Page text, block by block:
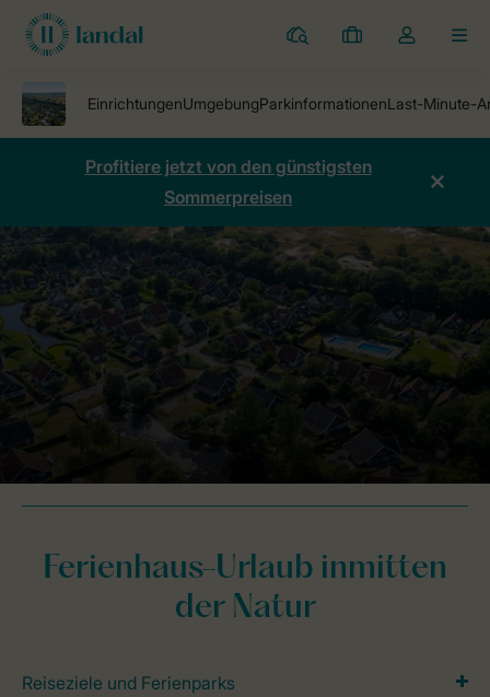
Ferienparks
Meine
Dropdown-
öffnen
Profitiere jetzt von den günstigsten
Sommerpreisen
Ferienparks Duinpark 't Hof van Haamstede Preise vergleichen
Ferienhaus-Urlaub inmitten
der Natur
Reiseziele und Ferienparks